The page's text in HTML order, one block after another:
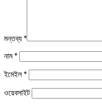
মন্তব্য *
নাম*
ইমেইল*
ওয়েবসাইট